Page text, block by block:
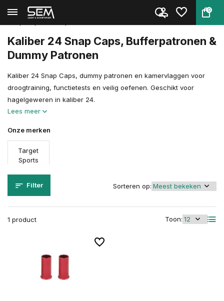
0
Terug Home
Kaliber 24 Snap Caps, Bufferpatronen &
Dummy Patronen
Kaliber 24 Snap Caps, dummy patronen en kamervlaggen voor
droogtraining, functietests en veilig oefenen. Geschikt voor
hagelgeweren in kaliber 24.
Lees meer
Onze merken
Target
Sports
Filter
1 product Toon:
Sorteren op: